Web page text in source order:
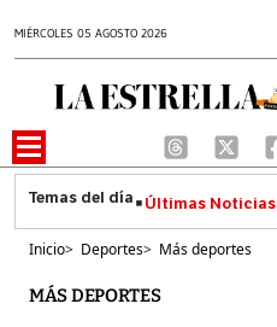
MIÉRCOLES 05 AGOSTO 2026
Últimas Noticias
Inicio> Deportes> Más deportes
MÁS DEPORTES